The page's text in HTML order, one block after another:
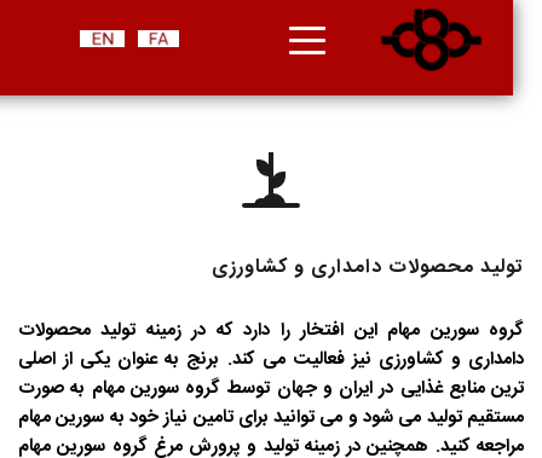
تولید محصولات دامداری و کشاورزی